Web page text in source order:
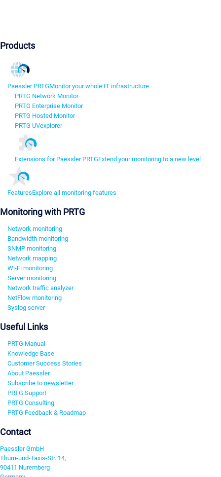
Products
Paessler PRTGMonitor your whole IT infrastructure
PRTG Network Monitor
PRTG Enterprise Monitor
PRTG Hosted Monitor
PRTG UVexplorer
Extensions for Paessler PRTGExtend your monitoring to a new level
FeaturesExplore all monitoring features
Monitoring with PRTG
Network monitoring
Bandwidth monitoring
SNMP monitoring
Network mapping
Wi-Fi monitoring
Server monitoring
Network traffic analyzer
NetFlow monitoring
Syslog server
Useful Links
PRTG Manual
Knowledge Base
Customer Success Stories
About Paessler
Subscribe to newsletter
PRTG Support
PRTG Consulting
PRTG Feedback & Roadmap
Contact
Paessler GmbH
Thurn-und-Taxis-Str. 14,
90411 Nuremberg